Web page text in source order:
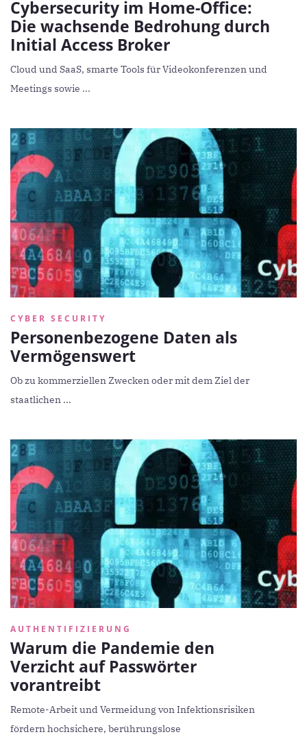
Cybersecurity im Home-Office:
Die wachsende Bedrohung durch
Initial Access Broker
Cloud und SaaS, smarte Tools für Videokonferenzen und
Meetings sowie ...
CYBER SECURITY
Personenbezogene Daten als
Vermögenswert
Ob zu kommerziellen Zwecken oder mit dem Ziel der
staatlichen ...
AUTHENTIFIZIERUNG
Warum die Pandemie den
Verzicht auf Passwörter
vorantreibt
Remote-Arbeit und Vermeidung von Infektionsrisiken
fördern hochsichere, berührungslose